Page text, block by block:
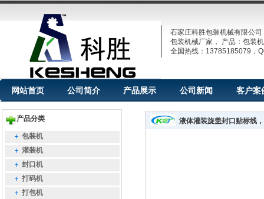
石家庄科胜包装机械有限公司
包装机械厂家， 产品：包装
全国热线：13785185079，
网站首页 公司简介 产品展示 公司新闻 客户案
产品分类
包装机
灌装机
封口机
打码机
打包机
液体灌装旋盖封口贴标线